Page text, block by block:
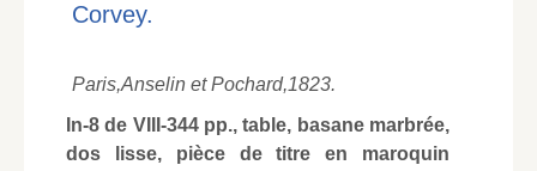
Corvey.
Paris,Anselin et Pochard,1823.
In-8 de VIII-344 pp., table, basane marbrée,
dos lisse, pièce de titre en maroquin